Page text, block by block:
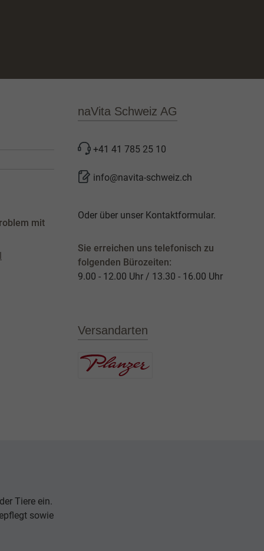
mit
naVita Schweiz AG
+41 41 785 25 10
info@navita-schweiz.ch
Oder über unser Kontaktformular.
Sie erreichen uns telefonisch zu
folgenden Bürozeiten:
9.00 - 12.00 Uhr / 13.30 - 16.00 Uhr
Versandarten
Tiere ein.
sowie